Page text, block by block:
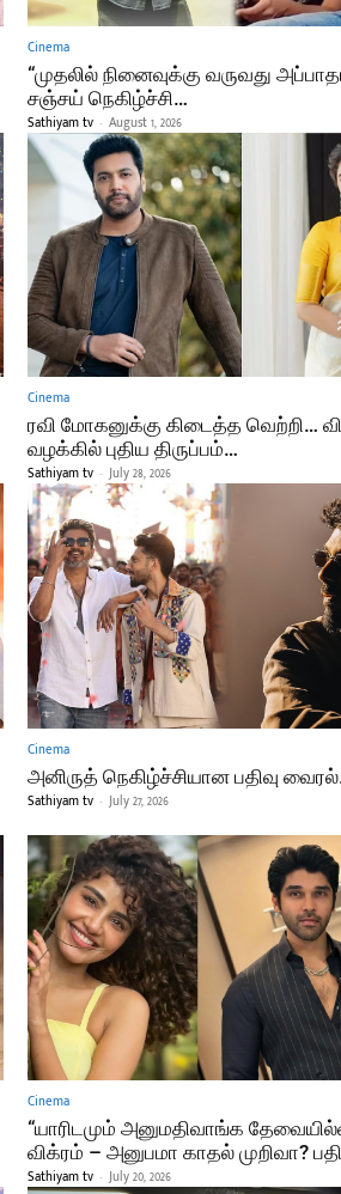
Cinema
“முதலில் நினைவுக்கு வருவது
சஞ்சய் நெகிழ்ச்சி…
Sathiyam tv - August 1, 2026
Cinema
ரவி மோகனுக்கு கிடைத்த வெற்றி…
வழக்கில் புதிய திருப்பம்…
Sathiyam tv - July 28, 2026
Cinema
அனிருத் நெகிழ்ச்சியான பதிவு
Sathiyam tv - July 27, 2026
Cinema
“யாரிடமும் அனுமதிவாங்க
விக்ரம் – அனுபமா காதல் முறிவா?
Sathiyam tv - July 20, 2026